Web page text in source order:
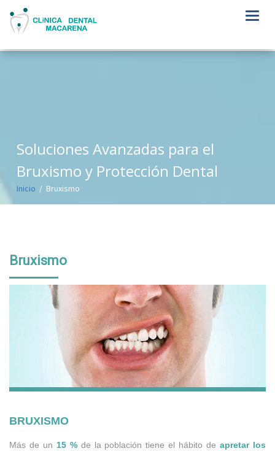
Soluciones Avanzadas para el
Bruxismo y Protección Dental
Inicio / Bruxismo
Bruxismo
BRUXISMO
Más de un 15 %de la población tiene el hábito deapretar los